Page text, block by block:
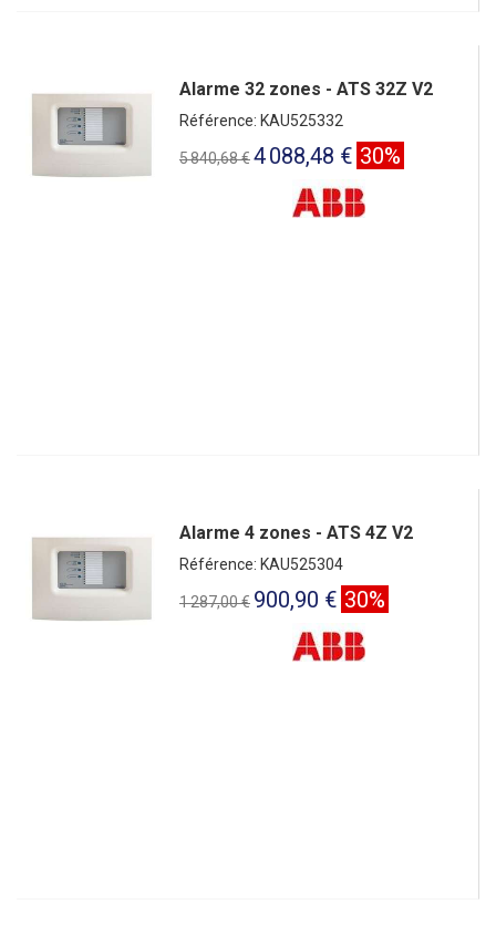
Alarme 32 zones - ATS 32Z V2
Référence: KAU525332
5 840,68 €4 088,48 € 30%
Alarme 4 zones - ATS 4Z V2
Référence: KAU525304
1 287,00 € 900,90 € 30%